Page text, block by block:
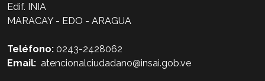
Edif. INIA
MARACAY - EDO - ARAGUA
Teléfono: 0243-2428062
Email: atencionalciudadano@insai.gob.ve